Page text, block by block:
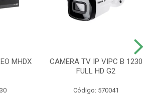
MHDX
CAMERA TV IP VIPC B 1230
FULL HD G2
Código: 570041